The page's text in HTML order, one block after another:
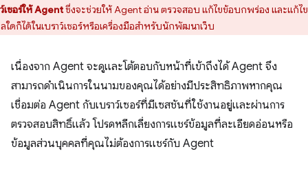
ว์เซอร์ให้ Agentซึ่งจะช่วยให้ Agent อ่าน ตรวจสอบ แก้ไขข้อบกพร่อง และแก้ไข
ใดก็ได้ในเบราว์เซอร์หรือเครื่องมือสำหรับนักพัฒนาเว็บ
เนื่องจาก Agent จะดูและโต้ตอบกับหน้าที่เข้าถึงได้ Agent จึง
สามารถดำเนินการในนามของคุณได้อย่างมีประสิทธิภาพหากคุณ
เชื่อมต่อ Agent กับเบราว์เซอร์ที่มีเซสชันที่ใช้งานอยู่และผ่านการ
ตรวจสอบสิทธิ์แล้ว โปรดหลีกเลี่ยงการแชร์ข้อมูลที่ละเอียดอ่อนหรือ
ข้อมูลส่วนบุคคลที่คุณไม่ต้องการแชร์กับ Agent